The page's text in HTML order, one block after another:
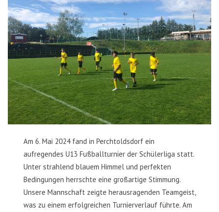
Am 6. Mai 2024 fand in Perchtoldsdorf ein
aufregendes U13 Fußballturnier der Schülerliga statt.
Unter strahlend blauem Himmel und perfekten
Bedingungen herrschte eine großartige Stimmung.
Unsere Mannschaft zeigte herausragenden Teamgeist,
was zu einem erfolgreichen Turnierverlauf führte. Am